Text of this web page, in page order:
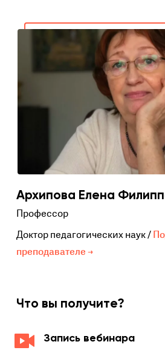
Архипова Елена
Профессор
Доктор педагогических наук /
преподавателе →
Что вы получите?
Запись вебинара